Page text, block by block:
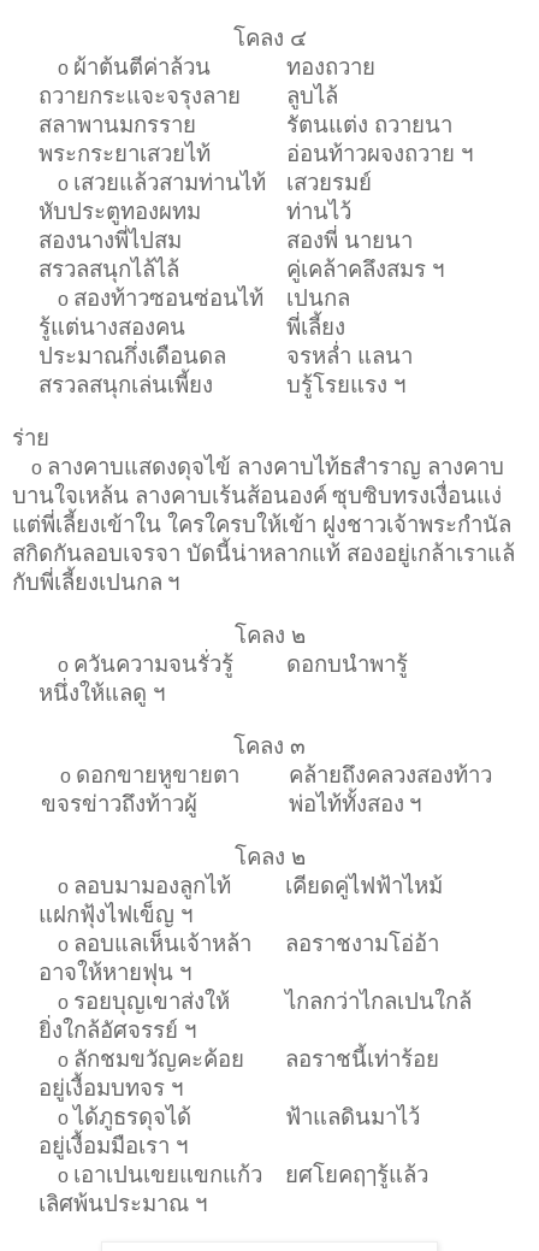
โคลง ๔
o ผ้าต้นตีค่าล้วน
ทองถวาย
ถวายกระแจะจรุงลาย
ลูบไล้
สลาพานมกรราย
รัตนแต่ง ถวายนา
พระกระยาเสวยไท้
อ่อนท้าวผจงถวาย ฯ
o เสวยแล้วสามท่านไท้
เสวยรมย์
หับประตูทองผทม
ท่านไว้
สองนางพี่ไปสม
สองพี่ นายนา
สรวลสนุกไล้ไล้
คู่เคล้าคลึงสมร ฯ
o สองท้าวซอนซ่อนไท้
เปนกล
รู้แต่นางสองคน
พี่เลี้ยง
ประมาณกึ่งเดือนดล
จรหล่ำ แลนา
สรวลสนุกเล่นเพี้ยง
บรู้โรยแรง ฯ
ร่าย
o ลางคาบแสดงดุจไข้ ลางคาบไท้ธสำราญ ลางคาบ
บานใจเหล้น ลางคาบเร้นส้อนองค์ ซุบซิบทรงเงื่อนแง่
แต่พี่เลี้ยงเข้าใน ใครใครบให้เข้า ฝูงชาวเจ้าพระกำนัล
สกิดกันลอบเจรจา บัดนี้น่าหลากแท้ สองอยู่เกล้าเราแล้
กับพี่เลี้ยงเปนกล ฯ
โคลง ๒
o ควันความจนรั่วรู้
ดอกบนำพารู้
หนึ่งให้แลดู ฯ
โคลง ๓
o ดอกขายหูขายตา
คล้ายถึงคลวงสองท้าว
ขจรข่าวถึงท้าวผู้
พ่อไท้ทั้งสอง ฯ
โคลง ๒
o ลอบมามองลูกไท้
เคียดคู่ไฟฟ้าไหม้
แฝกฟุ้งไฟเข็ญ ฯ
o ลอบแลเห็นเจ้าหล้า
ลอราชงามโอ่อ้า
อาจให้หายฟุน ฯ
o รอยบุญเขาส่งให้
ไกลกว่าไกลเปนใกล้
ยิ่งใกล้อัศจรรย์ ฯ
o ลักชมขวัญคะค้อย
ลอราชนี้เท่าร้อย
อยู่เงื้อมบทจร ฯ
o ได้ภูธรดุจได้
ฟ้าแลดินมาไว้
อยู่เงื้อมมือเรา ฯ
o เอาเปนเขยแขกแก้ว
ยศโยคฤๅรู้แล้ว
เลิศพ้นประมาณ ฯ